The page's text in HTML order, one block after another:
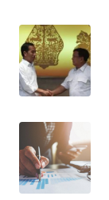
WN
PADANG
LAWAS
SUMEDANG
WN
CIANJUR